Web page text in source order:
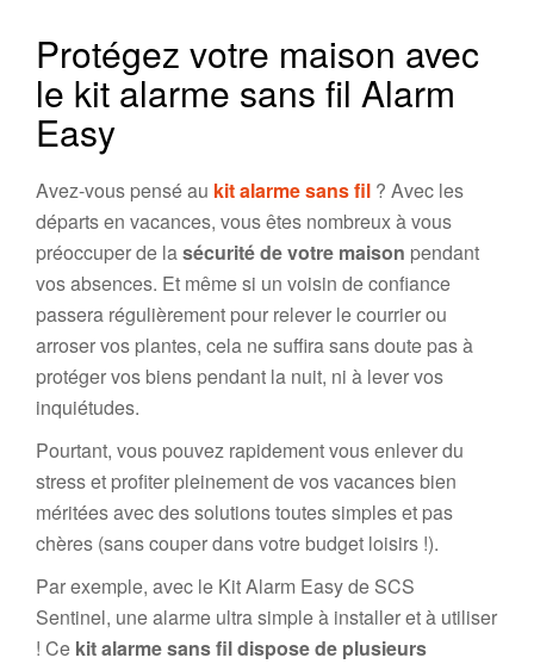
Protégez votre maison avec
le kit alarme sans fil Alarm
Easy
Avez-vous pensé au kit alarme sans fil ? Avec les
départs en vacances, vous êtes nombreux à vous
préoccuper de lasécurité de votre maison pendant
vos absences. Et même si un voisin de confiance
passera régulièrement pour relever le courrier ou
arroser vos plantes, cela ne suffira sans doute pas à
protéger vos biens pendant la nuit, ni à lever vos
inquiétudes.
Pourtant, vous pouvez rapidement vous enlever du
stress et profiter pleinement de vos vacances bien
méritées avec des solutions toutes simples et pas
chères (sans couper dans votre budget loisirs !).
Par exemple, avec le Kit Alarm Easy de SCS
Sentinel, une alarme ultra simple à installer et à utiliser
! Ce kit alarme sans fil dispose de plusieurs